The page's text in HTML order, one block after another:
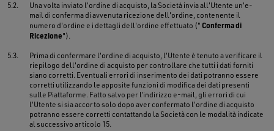
5.2.
Una volta inviato l'ordine di acquisto, la Società invia all'Utente un'e-
mail di conferma di avvenuta ricezione dell'ordine, contenente il
numero d'ordine e i dettagli dell'ordine effettuato ("Conferma di
Ricezione").
5.3.
Prima di confermare l'ordine di acquisto, l'Utente è tenuto a verificare il
riepilogo dell'ordine di acquisto per controllare che tutti i dati forniti
siano corretti. Eventuali errori di inserimento dei dati potranno essere
corretti utilizzando le apposite funzioni di modifica dei dati presenti
sulle Piattaforme. Fatto salvo per l’indirizzo e-mail, gli errori di cui
l'Utente si sia accorto solo dopo aver confermato l'ordine di acquisto
potranno essere corretti contattando la Società con le modalità indicate
al successivo articolo 15.